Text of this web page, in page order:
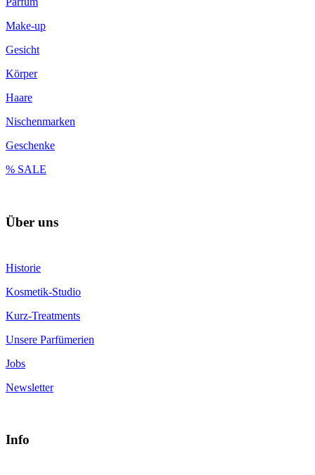
Make-up
Gesicht
Körper
Haare
Nischenmarken
Geschenke
% SALE
Über uns
Historie
Kosmetik-Studio
Kurz-Treatments
Unsere Parfümerien
Jobs
Newsletter
Info